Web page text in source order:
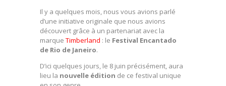
Il y a quelques mois, nous vous avions parlé
d’une initiative originale que nous avions
découvert grâce à un partenariat avec la
marque Timberland : le Festival Encantado
de Rio de Janeiro.
D’ici quelques jours, le 8 juin précisément, aura
lieu la nouvelle édition de ce festival unique